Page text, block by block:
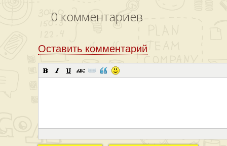
0 комментариев
Оставить комментарий